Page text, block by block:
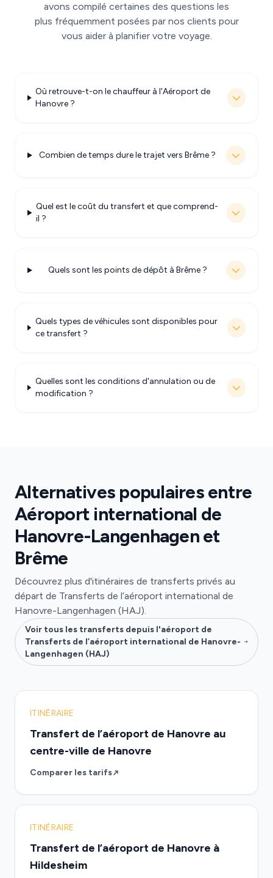
avons compilé certaines des questions les
plus fréquemment posées par nos clients pour
vous aider à planifier votre voyage.
Où retrouve-t-on le chauffeur à l'Aéroport de
Hanovre ?
Combien de temps dure le trajet vers Brême ?
Quel est le coût du transfert et que comprend-
il ?
Quels sont les points de dépôt à Brême ?
Quels types de véhicules sont disponibles pour
ce transfert ?
Quelles sont les conditions d'annulation ou de
modification ?
Alternatives populaires entre
Aéroport international de
Hanovre-Langenhagen et
Brême
Découvrez plus d'itinéraires de transferts privés au
départ de Transferts de l’aéroport international de
Hanovre-Langenhagen (HAJ).
Voir tous les transferts depuis l'aéroport de
Transferts de l’aéroport international de Hanovre-
Langenhagen (HAJ)
ITINÉRAIRE
Transfert de l’aéroport de Hanovre au
centre-ville de Hanovre
Comparer les tarifs
ITINÉRAIRE
Transfert de l’aéroport de Hanovre à
Hildesheim